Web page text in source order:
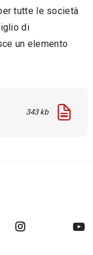
tutte le società
di
un elemento
343 kb